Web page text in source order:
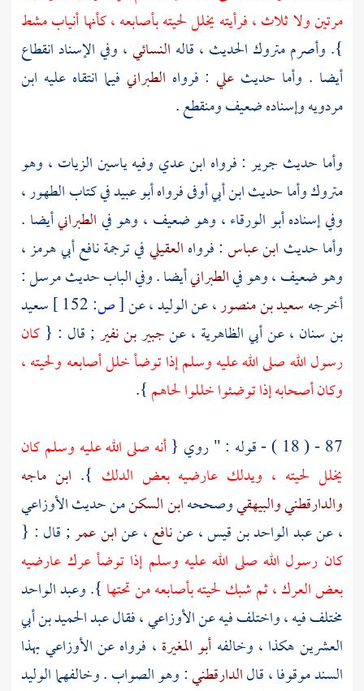
مرتين ولا ثلاث ، فرأيته يخلل لحيته بأصابعه ، كأنها أنياب مشط
}. وأصرممتروك الحديث ، قاله النسائي، وفي الإسناد انقطاع
أيضا . وأما حديث علي : فرواه الطبراني فيما انتقاه عليه ابن
مردويهوإسناده ضعيف ومنقطع .
وأما حديث جرير : فرواه ابن عدي وفيهياسين الزيات ، وهو
متروك وأما حديثابن أبي أوفىفرواهأبو عبيدفي كتاب الطهور ،
وفي إسنادهأبو الورقاء، وهو ضعيف ، وهو فيالطبرانيأيضا .
وأما حديث ابن عباس: فرواهالعقيليفي ترجمةنافع أبي هرمز،
وهو ضعيف ، وهو فيالطبرانيأيضا . وفي الباب حديث مرسل :
أخرجهسعيد بن منصور، عنالوليد، عن[ص:
سعيد
بن سنان ، عنأبي الظاهرية ، عنجبير بن نفير; قال : { كان
رسول الله صلى الله عليه وسلم إذا توضأ خلل أصابعه ولحيته ،
وكان أصحابه إذا توضئوا خللوا لحاهم}.
87 - ( 18 ) - قوله : " روي {
أنه صلى الله عليه وسلم كان
يخلل لحيته ، ويدلك عارضيه بعض الدلك }. ابن ماجه
والدارقطنيوالبيهقيوصححهابن السكنمن حديثالأوزاعي
، عنعبد الواحد بن قيس، عننافع، عنابن عمر; قال : {
كان رسول الله صلى الله عليه وسلم إذا توضأ عرك عارضيه
بعض العرك ، ثم شبك لحيته بأصابعه من تحتها }.وعبد الواحد
مختلف فيه ، واختلف فيه عنالأوزاعي، فقالعبد الحميد بن أبي
العشرينهكذا ، وخالفه أبو المغيرة ، فرواه عنالأوزاعيبهذا
السند موقوفا ، قالالدارقطني: وهو الصواب . وخالفهماالوليد